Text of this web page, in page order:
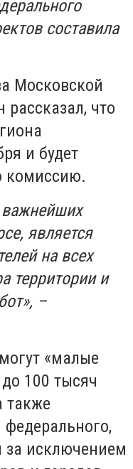
составила
Московской
что
и будет
комиссию.
является
на всех
территории и
–
«малые
100 тысяч
также
федерального,
за исключением